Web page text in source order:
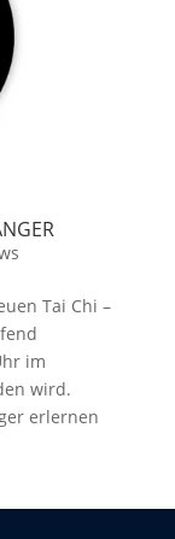
Tai Chi –
im
wird.
erlernen